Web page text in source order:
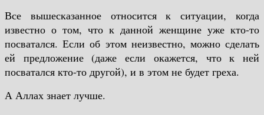
Все вышесказанное относится к ситуации, когда
известно о том, что к данной женщине уже кто-то
посватался. Если об этом неизвестно, можно сделать
ей предложение (даже если окажется, что к ней
посватался кто-то другой), и в этом не будет греха.
А Аллах знает лучше.